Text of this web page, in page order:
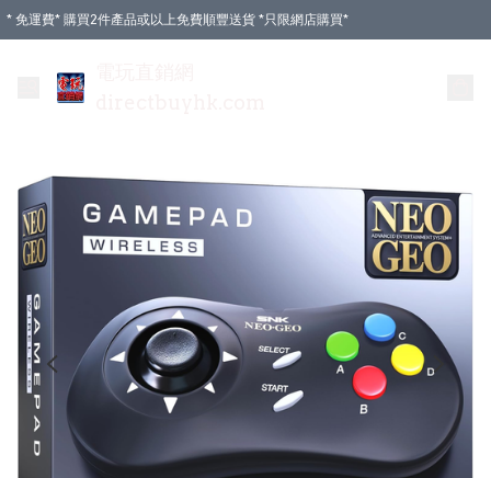
* 免運費* 購買2件產品或以上免費順豐送貨 *只限網店購買*